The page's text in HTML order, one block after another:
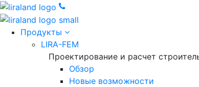
Продукты
LIRA-FEM
Проектирование и расчет
Обзор
Новые возможности